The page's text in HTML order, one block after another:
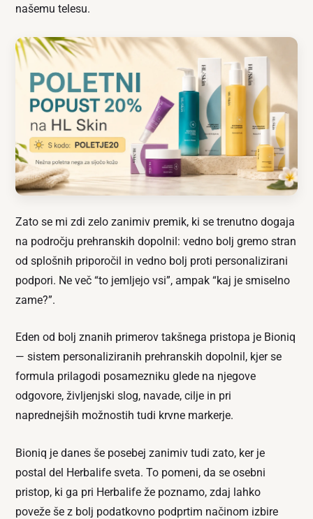
našemu telesu.
Zato se mi zdi zelo zanimiv premik, ki se trenutno dogaja
na področju prehranskih dopolnil: vedno bolj gremo stran
od splošnih priporočil in vedno bolj proti personalizirani
podpori. Ne več “to jemljejo vsi”, ampak “kaj je smiselno
zame?”.
Eden od bolj znanih primerov takšnega pristopa je Bioniq
— sistem personaliziranih prehranskih dopolnil, kjer se
formula prilagodi posamezniku glede na njegove
odgovore, življenjski slog, navade, cilje in pri
naprednejših možnostih tudi krvne markerje.
Bioniq je danes še posebej zanimiv tudi zato, ker je
postal del Herbalife sveta. To pomeni, da se osebni
pristop, ki ga pri Herbalife že poznamo, zdaj lahko
poveže še z bolj podatkovno podprtim načinom izbire